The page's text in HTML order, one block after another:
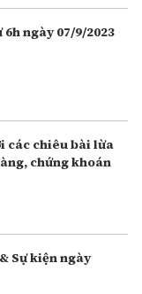
ngày 07/9/2023
các chiêu bài lừa
chứng khoán
Sự kiện ngày